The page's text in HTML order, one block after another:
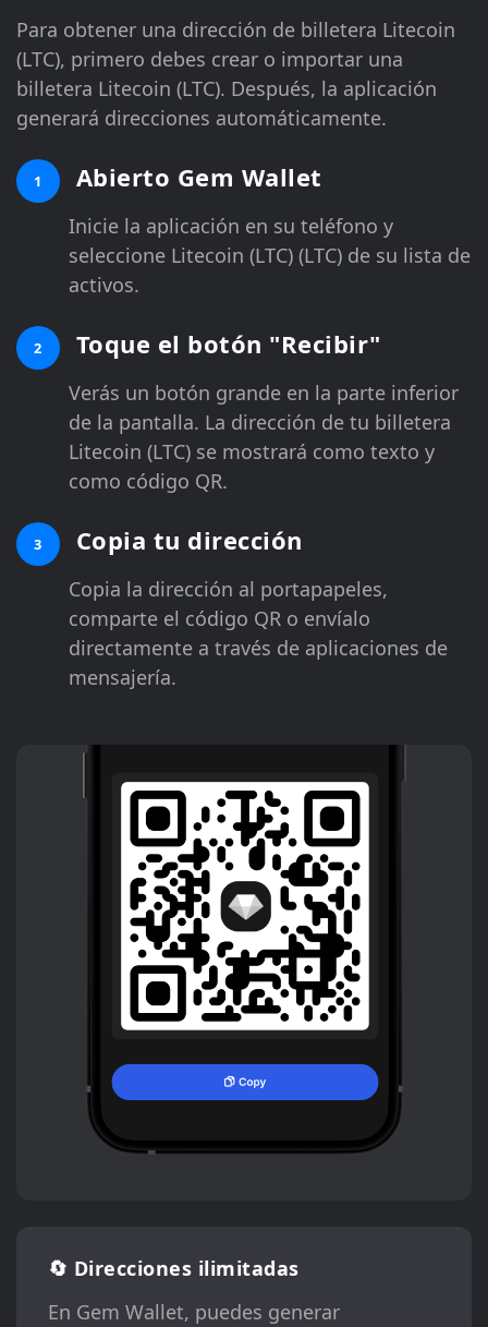
Para obtener una dirección de billetera Litecoin
(LTC), primero debes crear o importar una
billetera Litecoin (LTC). Después, la aplicación
generará direcciones automáticamente.
1 Abierto Gem Wallet
Inicie la aplicación en su teléfono y
seleccione Litecoin (LTC) (LTC) de su lista de
activos.
2 Toque el botón "Recibir"
Verás un botón grande en la parte inferior
de la pantalla. La dirección de tu billetera
Litecoin (LTC) se mostrará como texto y
como código QR.
3 Copia tu dirección
Copia la dirección al portapapeles,
comparte el código QR o envíalo
directamente a través de aplicaciones de
mensajería.
🔄 Direcciones ilimitadas
En Gem Wallet, puedes generar